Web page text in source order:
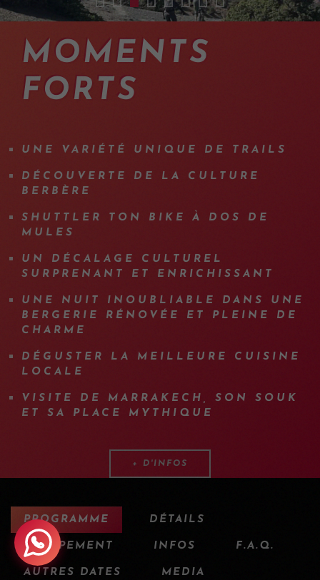
enduro-mountainbike-trip-morocco-15
vtt-maroc-17
enduro-mountainbike-trip-morocco-
vtt-enduro-maroc-20
vtt-maroc-14
enduro-mountainbike-
enduro-
vtt-enduro-maroc-
MOMENTS
FORTS
UNE VARIÉTÉ UNIQUE DE TRAILS
DÉCOUVERTE DE LA CULTURE
BERBÈRE
SHUTTLER TON BIKE À DOS DE
MULES
UN DÉCALAGE CULTUREL
SURPRENANT ET ENRICHISSANT
UNE NUIT INOUBLIABLE DANS UNE
BERGERIE RÉNOVÉE ET PLEINE DE
CHARME
DÉGUSTER LA MEILLEURE CUISINE
LOCALE
VISITE DE MARRAKECH, SON SOUK
ET SA PLACE MYTHIQUE
+ D'INFOS
PROGRAMME DÉTAILS
ÉQUIPEMENT INFOS F.A.Q.
AUTRES DATES MEDIA